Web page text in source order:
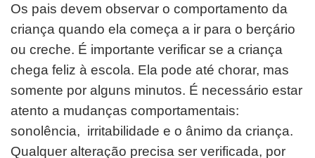
Os pais devem observar o comportamento da
criança quando ela começa a ir para o berçário
ou creche. É importante verificar se a criança
chega feliz à escola. Ela pode até chorar, mas
somente por alguns minutos. É necessário estar
atento a mudanças comportamentais:
sonolência, irritabilidade e o ânimo da criança.
Qualquer alteração precisa ser verificada, por